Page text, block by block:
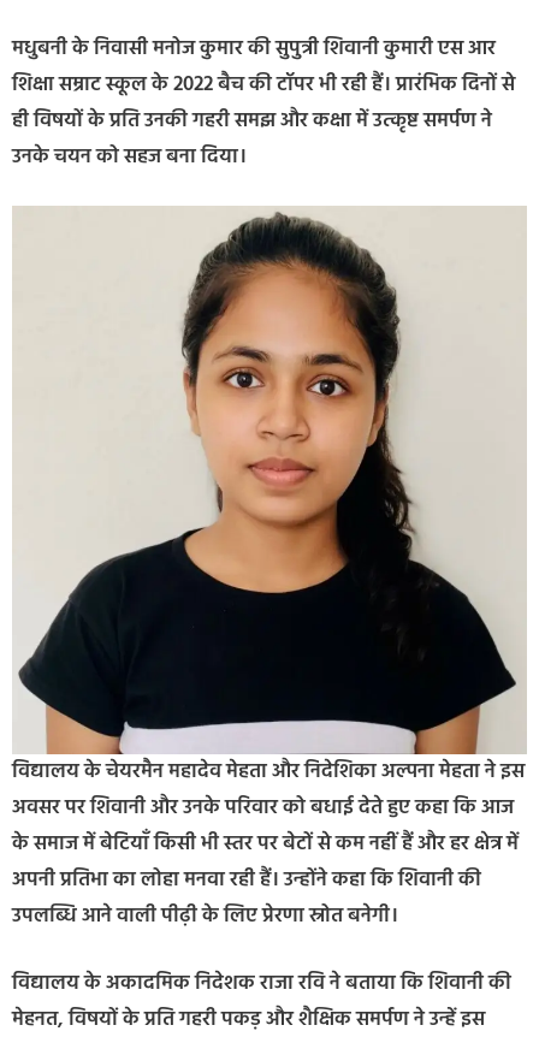
मधुबनी के निवासी मनोज कुमार की सुपुत्री शिवानी कुमारी एस आर
शिक्षा सम्राट स्कूल के 2022 बैच की टॉपर भी रही हैं। प्रारंभिक दिनों से
ही विषयों के प्रति उनकी गहरी समझ और कक्षा में उत्कृष्ट समर्पण ने
उनके चयन को सहज बना दिया।
विद्यालय के चेयरमैन महादेव मेहता और निदेशिका अल्पना मेहता ने इस
अवसर पर शिवानी और उनके परिवार को बधाई देते हुए कहा कि आज
के समाज में बेटियाँ किसी भी स्तर पर बेटों से कम नहीं हैं और हर क्षेत्र में
अपनी प्रतिभा का लोहा मनवा रही हैं। उन्होंने कहा कि शिवानी की
उपलब्धि आने वाली पीढ़ी के लिए प्रेरणा स्रोत बनेगी।
विद्यालय के अकादमिक निदेशक राजा रवि ने बताया कि शिवानी की
मेहनत, विषयों के प्रति गहरी पकड़ और शैक्षिक समर्पण ने उन्हें इस